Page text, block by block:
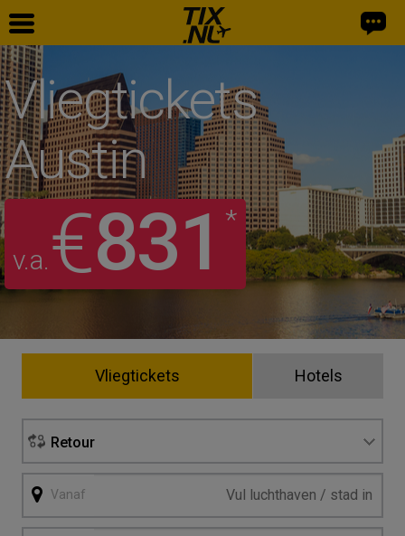
Vliegtickets
Austin
v.a.€831 *
Vliegtickets Hotels
Retour
Vanaf